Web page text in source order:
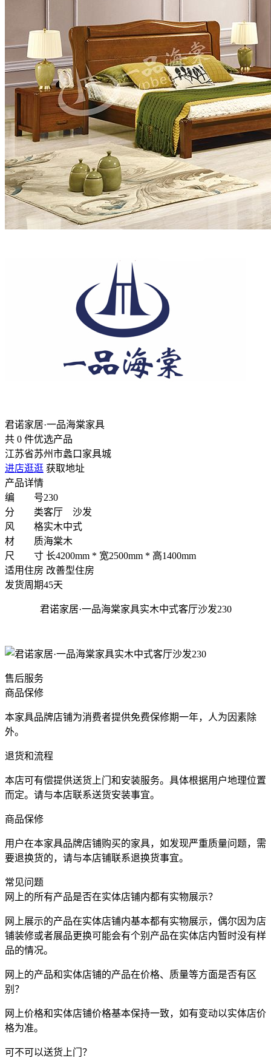
君诺家居·一品海棠家具
共 0 件优选产品
江苏省苏州市蠡口家具城
进店逛逛 获取地址
产品详情
编 号230
分 类客厅 沙发
风 格实木中式
材 质海棠木
尺 寸 长4200mm * 宽2500mm * 高1400mm
适用住房 改善型住房
发货周期45天
君诺家居·一品海棠家具实木中式客厅沙发230
售后服务
商品保修
本家具品牌店铺为消费者提供免费保修期一年，人为因素除
外。
退货和流程
本店可有偿提供送货上门和安装服务。具体根据用户地理位置
而定。请与本店联系送货安装事宜。
商品保修
用户在本家具品牌店铺购买的家具，如发现严重质量问题，需
要退换货的，请与本店铺联系退换货事宜。
常见问题
网上的所有产品是否在实体店铺内都有实物展示？
网上展示的产品在实体店铺内基本都有实物展示，偶尔因为店
铺装修或者展品更换可能会有个别产品在实体店内暂时没有样
品的情况。
网上的产品和实体店铺的产品在价格、质量等方面是否有区
别？
网上价格和实体店铺价格基本保持一致，如有变动以实体店价
格为准。
可不可以送货上门？